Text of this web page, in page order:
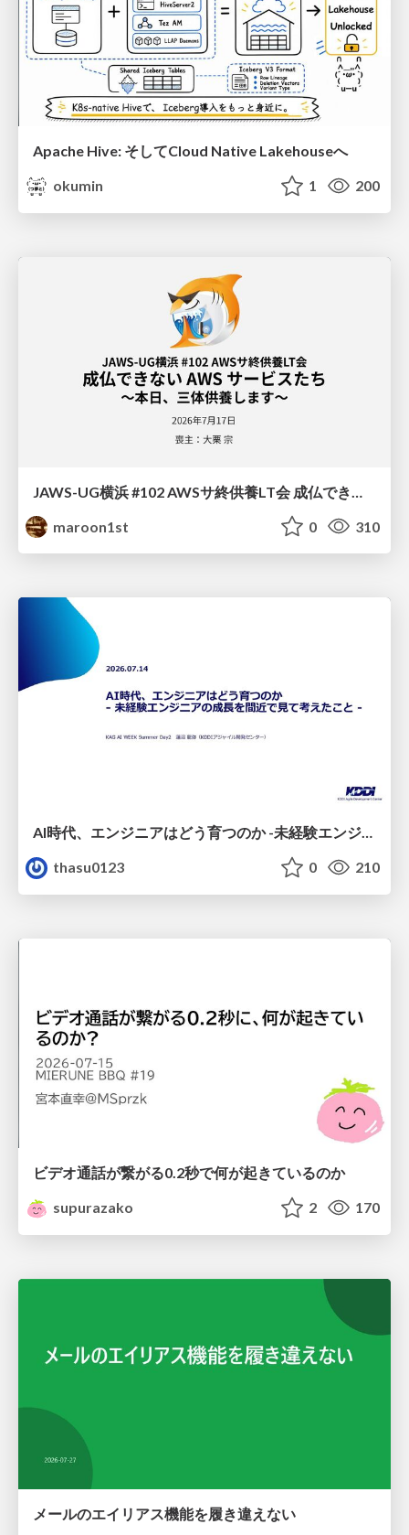
Apache Hive: そしてCloud Native Lakehouseへ
okumin
1 200
maroon1st
0 310
AI時代、エンジニアはどう育つのか -未経験エンジニアの成長を間近で見て考えたこと-
thasu0123
0 210
ビデオ通話が繋がる0.2秒で何が起きているのか
supurazako
2 170
メールのエイリアス機能を履き違えない